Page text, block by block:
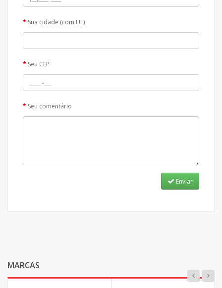
Sua cidade (com UF)
Seu CEP
Seu comentário
Enviar
MARCAS